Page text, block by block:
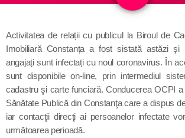
Informatii utile
Destinația Mamaia-Constanța devine
litoralului
Activitatea de relații cu publicul la Biroul de
Imobiliară Constanța a fost sistată astăzi
angajați sunt infectați cu noul coronavirus. În
sunt disponibile on-line, prin intermediul
cadastru şi carte funciară.Conducerea OCPI
Sănătate Publică din Constanţa care a dispus
iar contacţii direcţi ai persoanelor infectate
următoarea perioadă.